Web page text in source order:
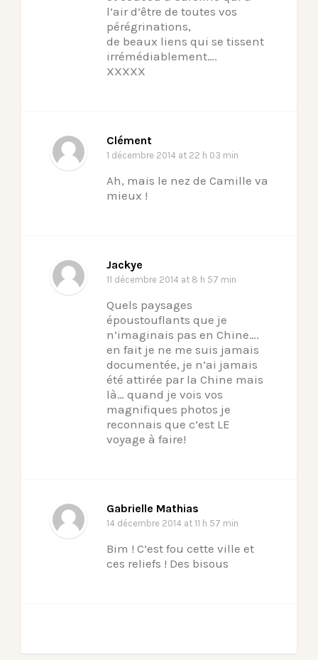
l’air d’être de toutes vos
pérégrinations,
de beaux liens qui se tissent
irrémédiablement….
XXXXX
Clément
1 décembre 2014 at 22 h 03 min
Ah, mais le nez de Camille va
mieux !
Jackye
11 décembre 2014 at 8 h 57 min
Quels paysages
époustouflants que je
n’imaginais pas en Chine….
en fait je ne me suis jamais
documentée, je n’ai jamais
été attirée par la Chine mais
là… quand je vois vos
magnifiques photos je
reconnais que c’est LE
voyage à faire!
Gabrielle Mathias
14 décembre 2014 at 11 h 57 min
Bim ! C’est fou cette ville et
ces reliefs ! Des bisous